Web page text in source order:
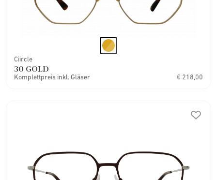
Ciircle
30 GOLD
Komplettpreis inkl. Gläser € 218,00